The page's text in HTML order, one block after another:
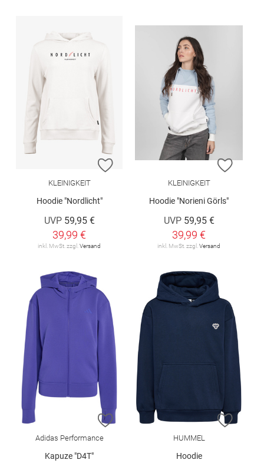
ZUR WUNSCHLISTE HINZUFÜGEN
KLEINIGKEIT
Hoodie "Nordlicht"
UVP 59,95 €
39,99 €
inkl. MwSt. zzgl.Versand
ZUR
KLEINIGKEIT
Hoodie "Norieni Görls"
UVP 59,95 €
39,99 €
inkl. MwSt. zzgl.Versand
ZUR WUNSCHLISTE HINZUFÜGEN
Adidas Performance
Kapuze "D4T"
ZUR
HUMMEL
Hoodie